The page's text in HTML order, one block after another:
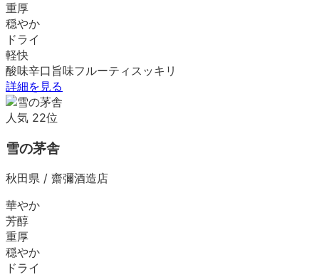
重厚
穏やか
ドライ
軽快
酸味辛口 旨味フルーティ スッキリ
詳細を見る
人気 22位
雪の茅舎
秋田県 / 齋彌酒造店
華やか
芳醇
重厚
穏やか
ドライ